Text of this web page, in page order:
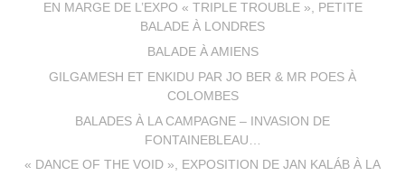
EN MARGE DE L’EXPO « TRIPLE TROUBLE », PETITE
BALADE À LONDRES
BALADE À AMIENS
GILGAMESH ET ENKIDU PAR JO BER & MR POES À
COLOMBES
BALADES À LA CAMPAGNE – INVASION DE
FONTAINEBLEAU…
« DANCE OF THE VOID », EXPOSITION DE JAN KALÁB À LA